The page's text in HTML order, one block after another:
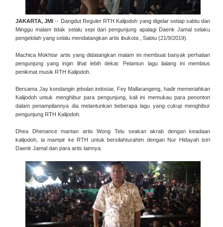
JAKARTA, JMI
-- Dangdut Reguler RTH Kalijodoh yang digelar setiap sabtu dan
Minggu malam tidak selalu sepi dari pengunjung apalagi Daenk Jamal selaku
pengelolah yang selalu mendatangkan artis ibukota , Sabtu (21/9/2019).
Machica Mokhtar artis yang didatangkan malam ini membuat banyak perhatian
pengunjung yang ingin lihat lebih dekat. Pelantun lagu ilalang ini membius
penikmat musik RTH Kalijodoh.
Bersama Jay kondangin jebolan indosiar, Fey Mallarangeng, hadir memeriahkan
Kalijodoh untuk menghibur para pengunjung, kali ini memukau para penonton
dalam penampilannya dia melantunkan beberapa lagu yang cukup menghibur
pengunjung RTH Kalijodoh.
Dhea Dhenance mantan artis Wong Telu seakan akrab dengan keadaan
kalijodoh, ia mampir ke RTH untuk bersilahturahim dengan Nur Hidayah istri
Daenk Jamal dan para artis lainnya.